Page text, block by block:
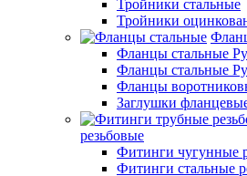
Тройники стальные
Тройники
Фланцы стальные
Фланцы стальные
Фланцы
Заглушки
резьбовые
Фитинги чугунные
Фитинги стальные